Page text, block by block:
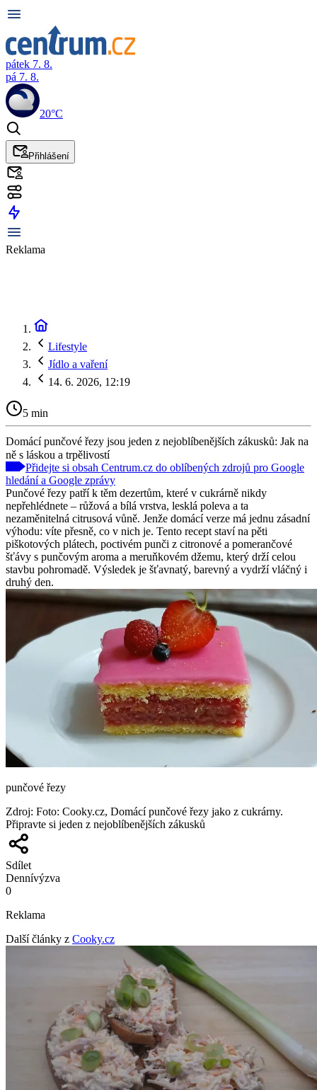
pátek 7. 8.
pá 7. 8.
20°C
Přihlášení
Reklama
Lifestyle
Jídlo a vaření
14. 6. 2026, 12:19
5 min
Domácí punčové řezy jsou jeden z nejoblíbenějších zákusků: Jak na
ně s láskou a trpělivostí
Přidejte si obsah Centrum.cz do oblíbených zdrojů pro Google
hledání a Google zprávy
Punčové řezy patří k těm dezertům, které v cukrárně nikdy
nepřehlédnete – růžová a bílá vrstva, lesklá poleva a ta
nezaměnitelná citrusová vůně. Jenže domácí verze má jednu zásadní
výhodu: víte přesně, co v nich je. Tento recept staví na pěti
piškotových plátech, poctivém punči z citronové a pomerančové
šťávy s punčovým aroma a meruňkovém džemu, který drží celou
stavbu pohromadě. Výsledek je šťavnatý, barevný a vydrží vláčný i
druhý den.
punčové řezy
Zdroj: Foto: Cooky.cz, Domácí punčové řezy jako z cukrárny.
Připravte si jeden z nejoblíbenějších zákusků
Sdílet
Dennívýzva
0
Reklama
Další články z Cooky.cz